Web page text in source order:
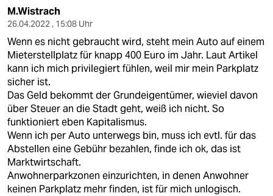
M.Wistrach
26.04.2022 , 15:08 Uhr
Wenn es nicht gebraucht wird, steht mein Auto auf einem
Mieterstellplatz für knapp 400 Euro im Jahr. Laut Artikel
kann ich mich privilegiert fühlen, weil mir mein Parkplatz
sicher ist.
Das Geld bekommt der Grundeigentümer, wieviel davon
über Steuer an die Stadt geht, weiß ich nicht. So
funktioniert eben Kapitalismus.
Wenn ich per Auto unterwegs bin, muss ich evtl. für das
Abstellen eine Gebühr bezahlen, finde ich ok, das ist
Marktwirtschaft.
Anwohnerparkzonen einzurichten, in denen Anwohner
keinen Parkplatz mehr finden, ist für mich unlogisch.